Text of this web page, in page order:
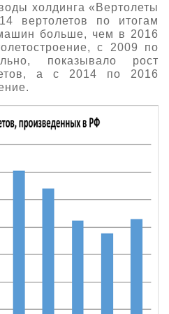
холдинга «Вертолеты
вертолетов по итогам
больше, чем в 2016
с 2009 по
показывало рост
а с 2014 по 2016